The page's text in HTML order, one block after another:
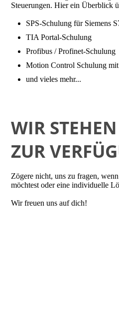
Steuerungen. Hier ein Überblick
SPS-Schulung für Siemens
TIA Portal-Schulung
Profibus / Profinet-Schulung
Motion Control Schulung
und vieles mehr...
WIR
ZUR
Zögere nicht, uns zu fragen,
möchtest oder eine individuelle
Wir freuen uns auf dich!